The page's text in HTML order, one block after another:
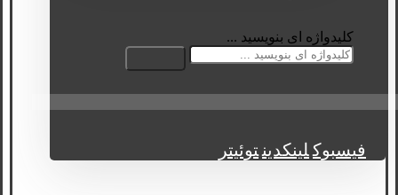
کلیدواژه ای بنویسید ...
فیسبوکلینکدینتوئیتر